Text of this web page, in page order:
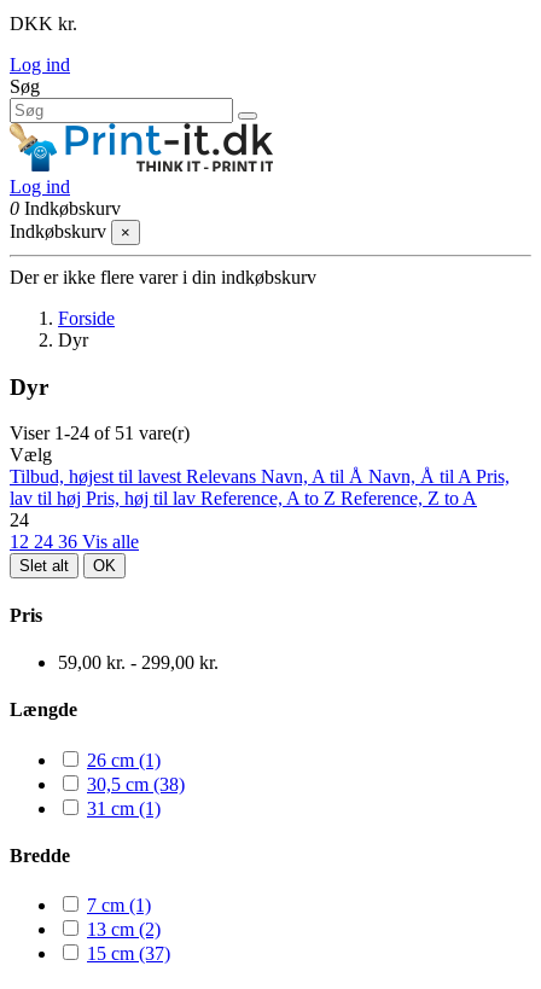
DKK kr.
Log ind
Søg
Log ind
0 Indkøbskurv
Indkøbskurv
×
Der er ikke flere varer i din indkøbskurv
Forside
Dyr
Dyr
Viser 1-24 of 51 vare(r)
Vælg
Tilbud, højest til lavestRelevans Navn, A til Å Navn, Å til APris,
lav til høj Pris, høj til lav Reference, A to Z Reference, Z to A
24
12 24 36 Vis alle
Slet alt OK
Pris
59,00 kr. - 299,00 kr.
Længde
26 cm (1)
30,5 cm (38)
31 cm (1)
Bredde
7 cm (1)
13 cm (2)
15 cm (37)